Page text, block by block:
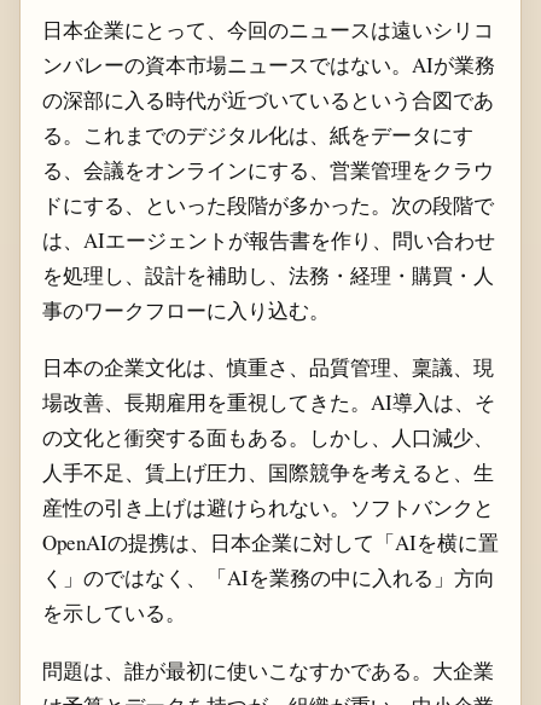
日本企業にとって、今回のニュースは遠いシリコ
ンバレーの資本市場ニュースではない。AIが業務
の深部に入る時代が近づいているという合図であ
る。これまでのデジタル化は、紙をデータにす
る、会議をオンラインにする、営業管理をクラウ
ドにする、といった段階が多かった。次の段階で
は、AIエージェントが報告書を作り、問い合わせ
を処理し、設計を補助し、法務・経理・購買・人
事のワークフローに入り込む。
日本の企業文化は、慎重さ、品質管理、稟議、現
場改善、長期雇用を重視してきた。AI導入は、そ
の文化と衝突する面もある。しかし、人口減少、
人手不足、賃上げ圧力、国際競争を考えると、生
産性の引き上げは避けられない。ソフトバンクと
OpenAIの提携は、日本企業に対して「AIを横に置
く」のではなく、「AIを業務の中に入れる」方向
を示している。
問題は、誰が最初に使いこなすかである。大企業